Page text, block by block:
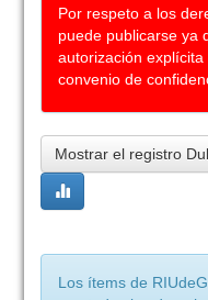
Por respeto a los
puede publicarse ya
autorización
convenio de
Mostrar el registro
Los ítems de